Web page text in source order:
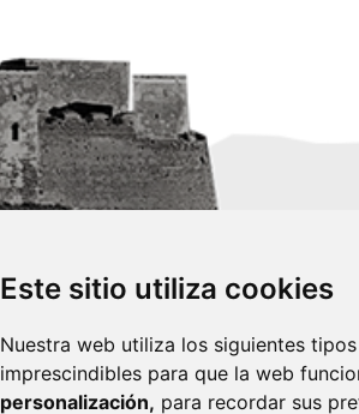
Este sitio utiliza cookies
Nuestra web utiliza los siguientes
imprescindibles para que la web
personalización, para recordar sus